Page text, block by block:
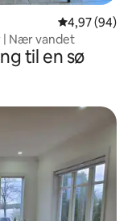
4,97 ud af 5 i
4,97 (94)
| Nær vandet
til en sø